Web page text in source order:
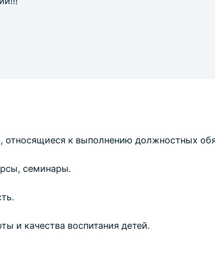
к выполнению должностных
семинары.
и качества воспитания детей.